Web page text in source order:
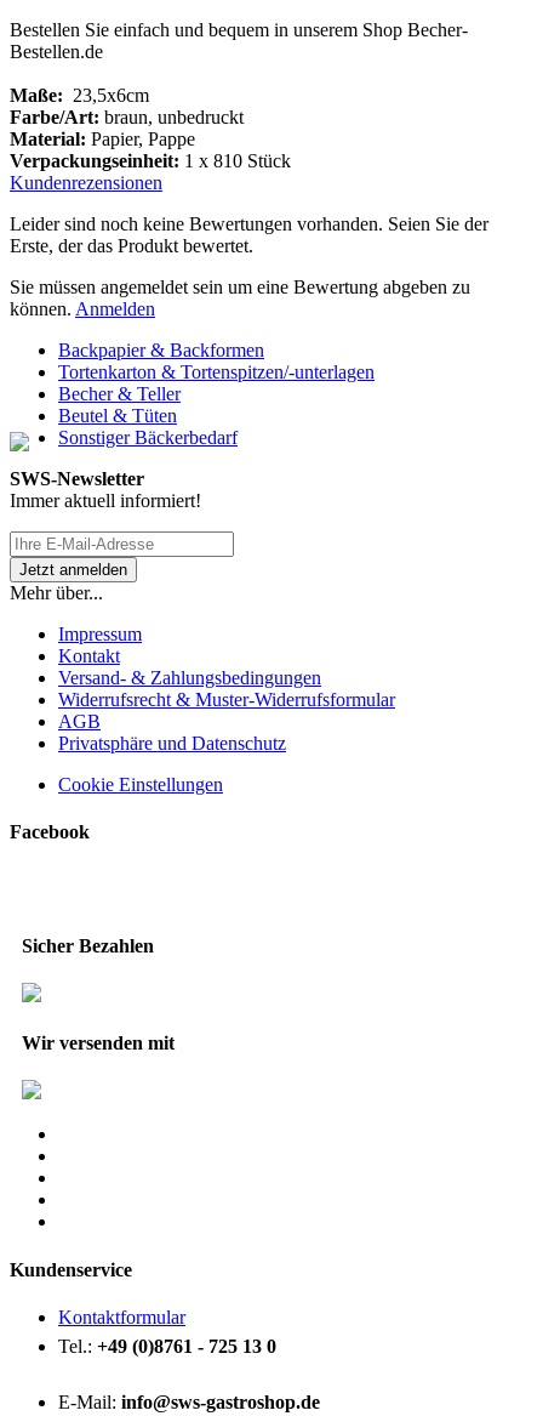
Bestellen Sie einfach und bequem in unserem Shop Becher-
Bestellen.de
Maße: 23,5x6cm
Farbe/Art: braun, unbedruckt
Material: Papier, Pappe
Verpackungseinheit: 1 x 810 Stück
Kundenrezensionen
Leider sind noch keine Bewertungen vorhanden. Seien Sie der
Erste, der das Produkt bewertet.
Sie müssen angemeldet sein um eine Bewertung abgeben zu
können. Anmelden
Backpapier & Backformen
Tortenkarton & Tortenspitzen/-unterlagen
Becher & Teller
Beutel & Tüten
Sonstiger Bäckerbedarf
SWS-Newsletter
Immer aktuell informiert!
Mehr über...
Impressum
Kontakt
Versand- & Zahlungsbedingungen
Widerrufsrecht & Muster-Widerrufsformular
AGB
Privatsphäre und Datenschutz
Cookie Einstellungen
Facebook
Sicher Bezahlen
Wir versenden mit
Kundenservice
Kontaktformular
Tel.: +49 (0)8761 - 725 13 0
E-Mail: info@sws-gastroshop.de